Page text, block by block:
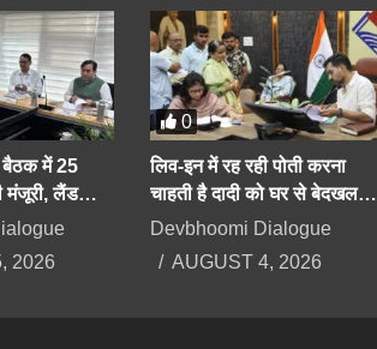
बैठक में 25
मंजूरी, लैंड
भवनों पर
2026
0
लिव-इन में रह रही पोती करना
चाहती है दादी को घर से बेदखल,
बिगड़ैल पोती पर महिला सेल करेगी
Devbhoomi Dialogue
AUGUST 4, 2026